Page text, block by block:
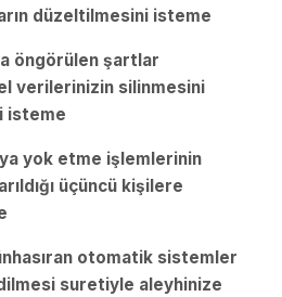
düzeltilmesini isteme
öngörülen şartlar
verilerinizin silinmesini
isteme
yok etme işlemlerinin
üçüncü kişilere
otomatik sistemler
suretiyle aleyhinize